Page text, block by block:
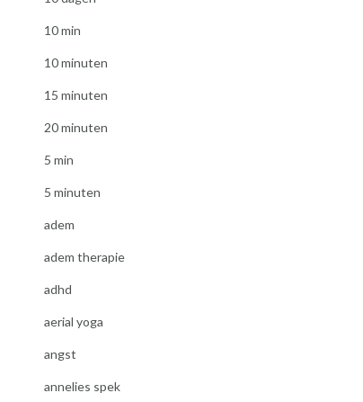
10 min
10 minuten
15 minuten
20 minuten
5 min
5 minuten
adem
adem therapie
adhd
aerial yoga
angst
annelies spek